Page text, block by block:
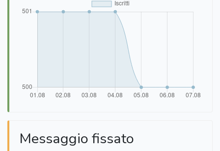
Messaggio fissato